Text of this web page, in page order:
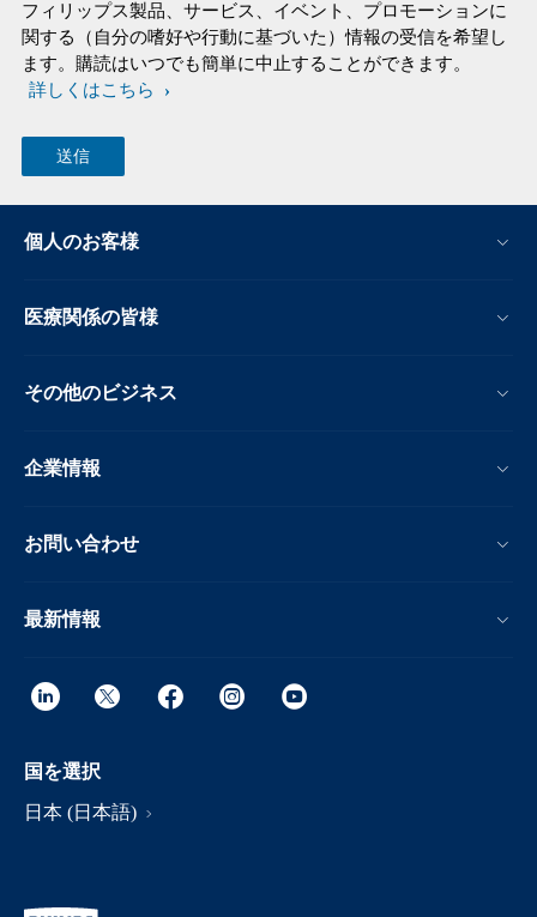
フィリップス製品、サービス、イベント、プロモーションに
関する（自分の嗜好や行動に基づいた）情報の受信を希望し
ます。購読はいつでも簡単に中止することができます。
詳しくはこちら
個人のお客様
医療関係の皆様
その他のビジネス
企業情報
お問い合わせ
最新情報
国を選択
日本 (日本語)